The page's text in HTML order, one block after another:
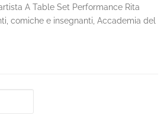
A Table Set Performance Rita
comiche e insegnanti, Accademia del